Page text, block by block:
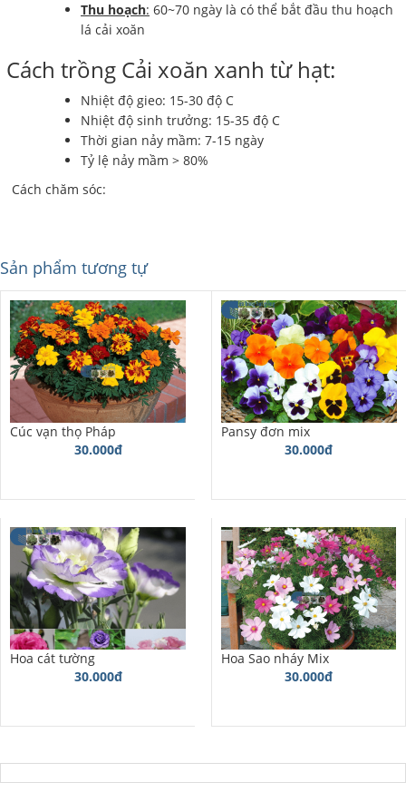
Thu hoạch: 60~70 ngày là có thể bắt đầu thu hoạch
lá cải xoăn
Cách trồng Cải xoăn xanh từ hạt:
Nhiệt độ gieo: 15-30 độ C
Nhiệt độ sinh trưởng: 15-35 độ C
Thời gian nảy mầm: 7-15 ngày
Tỷ lệ nảy mầm > 80%
Cách chăm sóc:
Sản phẩm tương tự
Cúc vạn thọ Pháp
30.000đ
Pansy đơn mix
30.000đ
Hoa cát tường
30.000đ
Hoa Sao nháy Mix
30.000đ